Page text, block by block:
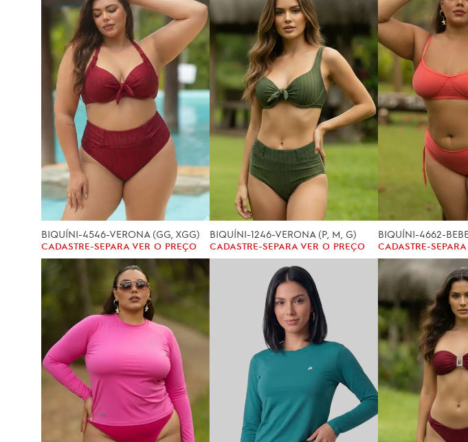
BIQUÍNI-4546-VERONA (GG, XGG)
CADASTRE-SEPARA VER O PREÇO
BIQUÍNI-1246-VERONA (P, M, G)
CADASTRE-SEPARA VER O PREÇO
BIQUÍNI-4662-
CADASTRE-SE